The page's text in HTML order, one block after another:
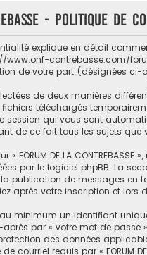
- Politique
explique en détail comment
www.onf-contrebasse.com/
de votre part (désignées ci-
de deux manières
téléchargés
qui vous sont
de ce fait tous les sujets
« FORUM DE LA
par le logiciel phpBB. La
publication de messages en
après votre inscription et
minimum un identifiant
par « votre mot de passe »)
des données
courriel requis par « FORUM